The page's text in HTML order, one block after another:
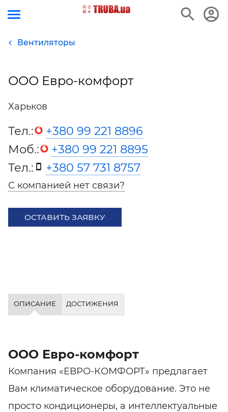
Вентиляторы
ООО Евро-комфорт
Харьков
Тел.:
+380 99 221 8896
Моб.:
+380 99 221 8895
Тел.:
+380 57 731 8757
С компанией нет связи?
ОСТАВИТЬ ЗАЯВКУ
ОПИСАНИЕ ДОСТИЖЕНИЯ
ООО Евро-комфорт
Компания «ЕВРО-КОМФОРТ» предлагает
Вам климатическое оборудование. Это не
просто кондиционеры, а интеллектуальные